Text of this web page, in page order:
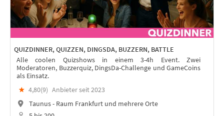
QUIZDINNER, QUIZZEN, DINGSDA, BUZZERN, BATTLE
Alle coolen Quizshows in einem 3-4h Event. Zwei
Moderatoren, Buzzerquiz, DingsDa-Challenge und GameCoins
als Einsatz.
★ 4,80(9) Anbieter seit 2023
Taunus - Raum Frankfurt und mehrere Orte